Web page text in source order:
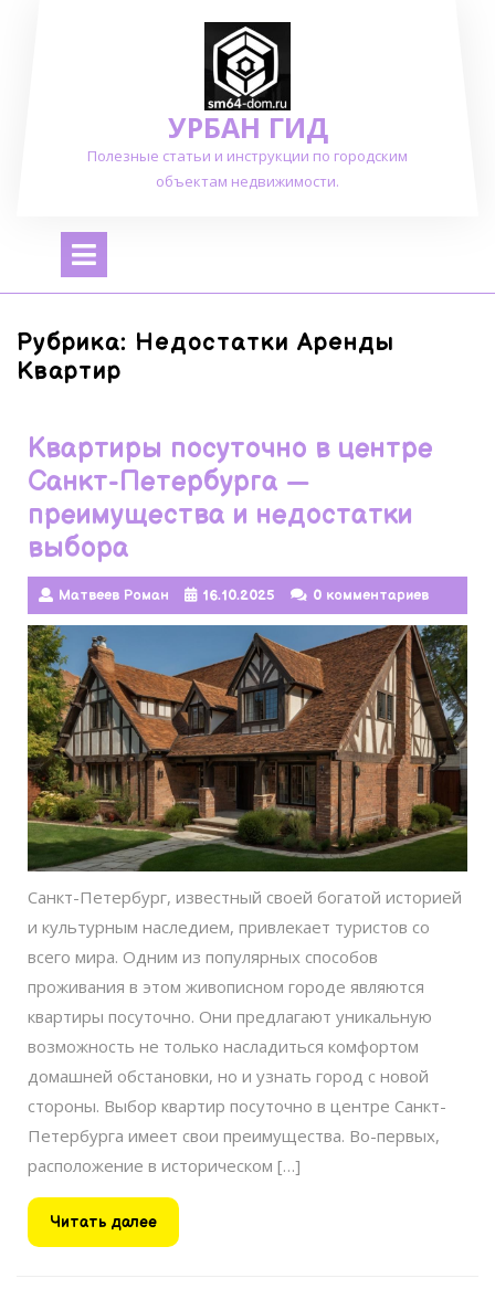
УРБАН ГИД
Полезные статьи и инструкции по городским
объектам недвижимости.
Открыть
Рубрика: Недостатки Аренды
Квартир
Квартиры посуточно в центре
Санкт-Петербурга —
преимущества и недостатки
выбора
Матвеев Роман 16.10.2025 0 комментариев
Санкт-Петербург, известный своей богатой историей
и культурным наследием, привлекает туристов со
всего мира. Одним из популярных способов
проживания в этом живописном городе являются
квартиры посуточно. Они предлагают уникальную
возможность не только насладиться комфортом
домашней обстановки, но и узнать город с новой
стороны. Выбор квартир посуточно в центре Санкт-
Петербурга имеет свои преимущества. Во-первых,
расположение в историческом […]
Читать далееЧитать
далее